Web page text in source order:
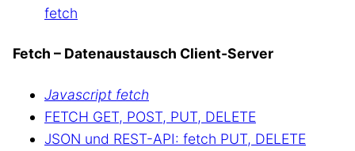
fetch
Fetch – Datenaustausch Client-Server
Javascript fetch
FETCH GET, POST, PUT, DELETE
JSON und REST-API: fetch PUT, DELETE